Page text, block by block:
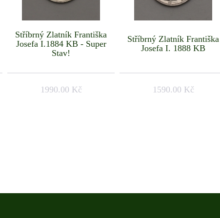
Stříbrný Zlatník Františka
Josefa I.1884 KB - Super
Stav!
1990.00 Kč
Stříbrný Zlatník Františka
Josefa I. 1888 KB
1590.00 Kč